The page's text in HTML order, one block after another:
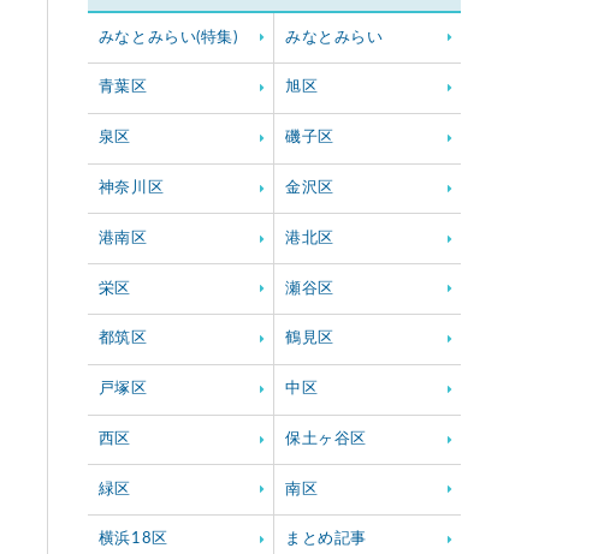
みなとみらい(特集) みなとみらい
青葉区 旭区
泉区 磯子区
神奈川区 金沢区
港南区 港北区
栄区 瀬谷区
都筑区 鶴見区
戸塚区 中区
西区 保土ヶ谷区
緑区 南区
横浜18区 まとめ記事